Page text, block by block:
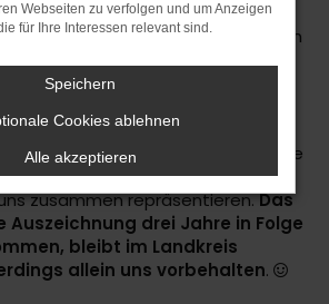
Kreis der ausgezeichneten
Freudenstadt sehr klein. In diesem
uns, nur zwei weitere Betriebe
Jahr waren wir einer von
Betrieben, 2021 waren wir sogar
Landkreises. An dieser Stelle
an dasAutohaus Möhrle
sowie
, die in diesem Jahr
zusammen repräsentieren.Das
Auszeichnung drei Jahre in Folge
bleibt im Landkreis
allein uns vorbehalten.
Webseiten zu verfolgen und um Anzeigen
für Ihre Interessen relevant sind.
Speichern
Cookies ablehnen
Alle akzeptieren